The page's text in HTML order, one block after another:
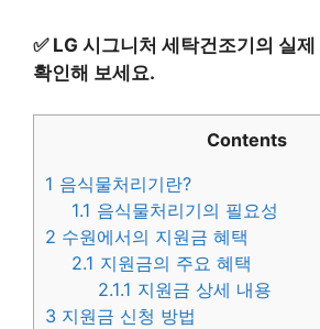
✅ LG 시그니처 세탁건조기의 실
확인해 보세요.
Contents
1 음식물처리기란?
1.1 음식물처리기의 필요성
2 수원에서의 지원금 혜택
2.1 지원금의 주요 혜택
2.1.1 지원금 상세 내용
3 지원금 신청 방법